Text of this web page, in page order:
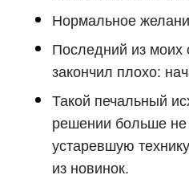
Нормальное
Последний из моих
закончил плохо:
Такой печальный
решении больше не
устаревшую
из новинок.